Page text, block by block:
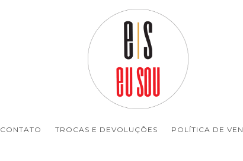
CONTATO TROCAS E DEVOLUÇÕES POLÍTICA DE